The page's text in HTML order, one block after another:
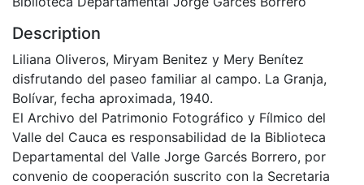
Description
Liliana Oliveros, Miryam Benitez y Mery Benítez
disfrutando del paseo familiar al campo. La Granja,
Bolívar, fecha aproximada, 1940.
El Archivo del Patrimonio Fotográfico y Fílmico del
Valle del Cauca es responsabilidad de la Biblioteca
Departamental del Valle Jorge Garcés Borrero, por
convenio de cooperación suscrito con la Secretaria